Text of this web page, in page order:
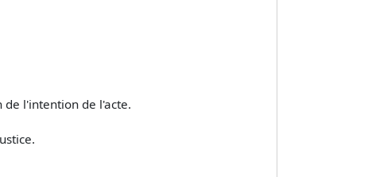
l'intention de l'acte.